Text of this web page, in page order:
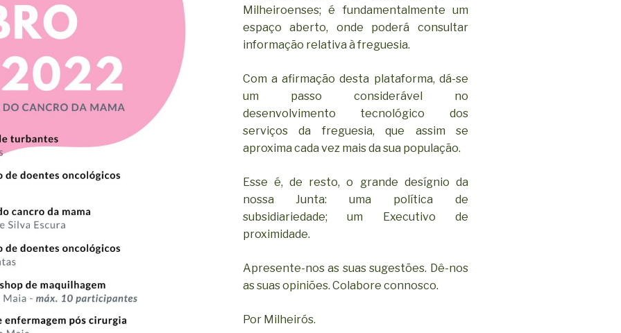
Milheiroenses; é fundamentalmente um
espaço aberto, onde poderá consultar
informação relativa à freguesia.
Com a afirmação desta plataforma, dá-se
um passo considerável no
desenvolvimento tecnológico dos
serviços da freguesia, que assim se
aproxima cada vez mais da sua população.
Esse é, de resto, o grande desígnio da
nossa Junta: uma política de
subsidiariedade; um Executivo de
proximidade.
Apresente-nos as suas sugestões. Dê-nos
as suas opiniões. Colabore connosco.
Por Milheirós.